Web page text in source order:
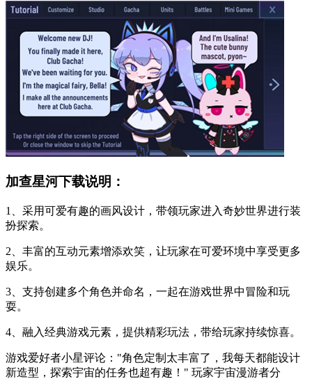
加查星河下载说明：
1、采用可爱有趣的画风设计，带领玩家进入奇妙世界进行装
扮探索。
2、丰富的互动元素增添欢笑，让玩家在可爱环境中享受更多
娱乐。
3、支持创建多个角色并命名，一起在游戏世界中冒险和玩
耍。
4、融入经典游戏元素，提供精彩玩法，带给玩家持续惊喜。
游戏爱好者小星评论："角色定制太丰富了，我每天都能设计
新造型，探索宇宙的任务也超有趣！" 玩家宇宙漫游者分